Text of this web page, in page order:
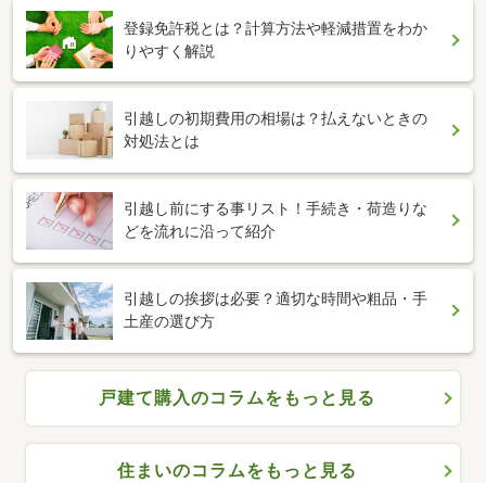
登録免許税とは？計算方法や軽減措置をわか
りやすく解説
引越しの初期費用の相場は？払えないときの
対処法とは
引越し前にする事リスト！手続き・荷造りな
どを流れに沿って紹介
引越しの挨拶は必要？適切な時間や粗品・手
土産の選び方
戸建て購入のコラムをもっと見る
住まいのコラムをもっと見る